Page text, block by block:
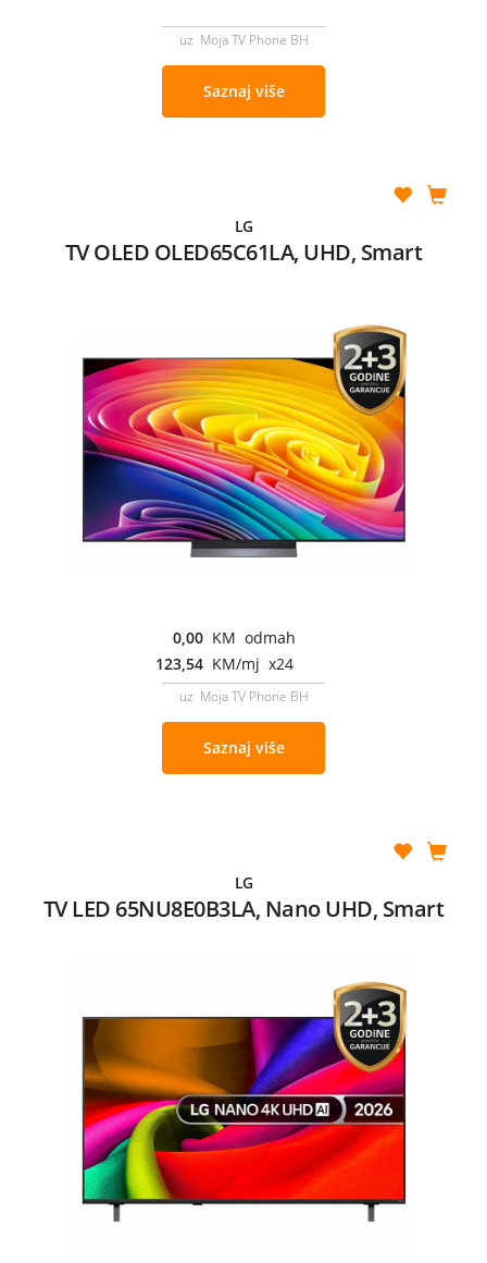
uz Moja TV Phone BH
Saznaj više
LG
TV OLED OLED65C61LA, UHD, Smart
0,00 KM odmah
123,54 KM/mj x24
uz Moja TV Phone BH
Saznaj više
LG
TV LED 65NU8E0B3LA, Nano UHD, Smart